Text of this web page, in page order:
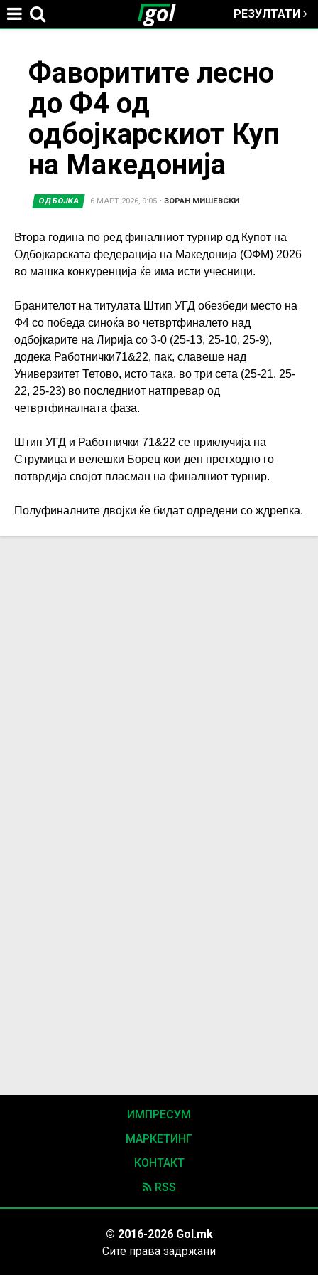
РЕЗУЛТАТИ
here
Фаворитите лесно
до Ф4 од
одбојкарскиот Куп
на Македонија
ОДБОЈКА 6 МАРТ 2026, 9:05• ЗОРАН МИШЕВСКИ
Втора година по ред финалниот турнир од Купот на
Одбојкарската федерација на Македонија (ОФМ) 2026
во машка конкуренција ќе има исти учесници.
Бранителот на титулата Штип УГД обезбеди место на
Ф4 со победа синоќа во четвртфиналето над
одбојкарите на Лирија со 3-0 (25-13, 25-10, 25-9),
додека Работнички71&22, пак, славеше над
Универзитет Тетово, исто така, во три сета (25-21, 25-
22, 25-23) во последниот натпревар од
четвртфиналната фаза.
Штип УГД и Работнички 71&22 се приклучија на
Струмица и велешки Борец кои ден претходно го
потврдија својот пласман на финалниот турнир.
Полуфиналните двојки ќе бидат одредени со ждрепка.
ИМПРЕСУМ
МАРКЕТИНГ
КОНТАКТ
RSS
© 2016-2026 Gol.mk
Сите права задржани